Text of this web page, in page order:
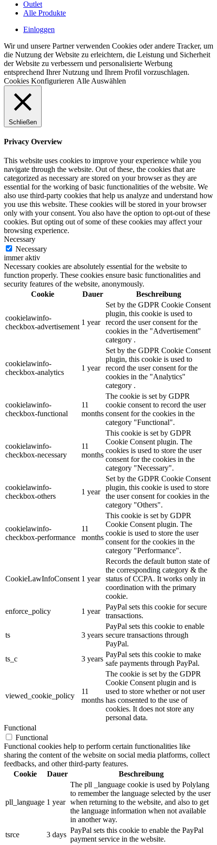
Outlet
Alle Produkte
Einloggen
Wir und unsere Partner verwenden Cookies oder andere Tracker, um
die Nutzung der Website zu erleichtern, die Leistung und Sicherheit
der Website zu verbessern und personalisierte Werbung
entsprechend Ihrer Nutzung und Ihrem Profil vorzuschlagen.
Cookies Konfigurieren Alle Auswählen
Schließen
Privacy Overview
This website uses cookies to improve your experience while you
navigate through the website. Out of these, the cookies that are
categorized as necessary are stored on your browser as they are
essential for the working of basic functionalities of the website. We
also use third-party cookies that help us analyze and understand how
you use this website. These cookies will be stored in your browser
only with your consent. You also have the option to opt-out of these
cookies. But opting out of some of these cookies may affect your
browsing experience.
Necessary
Necessary
immer aktiv
Necessary cookies are absolutely essential for the website to
function properly. These cookies ensure basic functionalities and
security features of the website, anonymously.
Cookie
Dauer Beschreibung
cookielawinfo-
checkbox-advertisement
1 year
Set by the GDPR Cookie Consent
plugin, this cookie is used to
record the user consent for the
cookies in the "Advertisement"
category .
cookielawinfo-
checkbox-analytics
1 year
Set by the GDPR Cookie Consent
plugin, this cookie is used to
record the user consent for the
cookies in the "Analytics"
category .
cookielawinfo-
checkbox-functional
11
months
The cookie is set by GDPR
cookie consent to record the user
consent for the cookies in the
category "Functional".
cookielawinfo-
checkbox-necessary
11
months
This cookie is set by GDPR
Cookie Consent plugin. The
cookies is used to store the user
consent for the cookies in the
category "Necessary".
cookielawinfo-
checkbox-others
1 year
Set by the GDPR Cookie Consent
plugin, this cookie is used to store
the user consent for cookies in the
category "Others".
cookielawinfo-
checkbox-performance
11
months
This cookie is set by GDPR
Cookie Consent plugin. The
cookie is used to store the user
consent for the cookies in the
category "Performance".
CookieLawInfoConsent 1 year
Records the default button state of
the corresponding category & the
status of CCPA. It works only in
coordination with the primary
cookie.
enforce_policy
1 year
PayPal sets this cookie for secure
transactions.
ts 3 years
PayPal sets this cookie to enable
secure transactions through
PayPal.
ts_c
3 years
PayPal sets this cookie to make
safe payments through PayPal.
viewed_cookie_policy
11
months
The cookie is set by the GDPR
Cookie Consent plugin and is
used to store whether or not user
has consented to the use of
cookies. It does not store any
personal data.
Functional
Functional
Functional cookies help to perform certain functionalities like
sharing the content of the website on social media platforms, collect
feedbacks, and other third-party features.
Cookie
Dauer Beschreibung
pll_language 1 year
The pll _language cookie is used by Polylang
to remember the language selected by the user
when returning to the website, and also to get
the language information when not available
in another way.
tsrce
3 days
PayPal sets this cookie to enable the PayPal
payment service in the website.